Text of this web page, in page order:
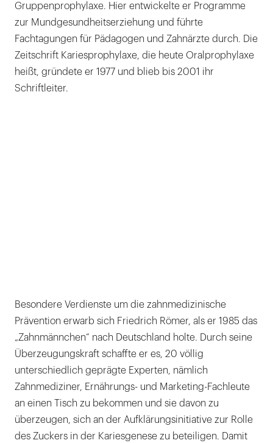
Gruppenprophylaxe. Hier entwickelte er Programme
zur Mundgesundheitserziehung und führte
Fachtagungen für Pädagogen und Zahnärzte durch. Die
Zeitschrift Kariesprophylaxe, die heute Oralprophylaxe
heißt, gründete er 1977 und blieb bis 2001 ihr
Schriftleiter.
Besondere Verdienste um die zahnmedizinische
Prävention erwarb sich Friedrich Römer, als er 1985 das
„Zahnmännchen“ nach Deutschland holte. Durch seine
Überzeugungskraft schaffte er es, 20 völlig
unterschiedlich geprägte Experten, nämlich
Zahnmediziner, Ernährungs- und Marketing-Fachleute
an einen Tisch zu bekommen und sie davon zu
überzeugen, sich an der Aufklärungsinitiative zur Rolle
des Zuckers in der Kariesgenese zu beteiligen. Damit